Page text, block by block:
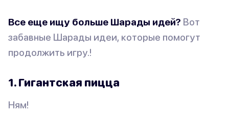
Все еще ищу больше Шарады идей? Вот
забавные Шарады идеи, которые помогут
продолжить игру.!
1. Гигантская пицца
Ням!